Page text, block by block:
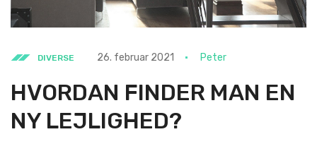
DIVERSE 26. februar 2021 Peter
HVORDAN FINDER MAN EN
NY LEJLIGHED?